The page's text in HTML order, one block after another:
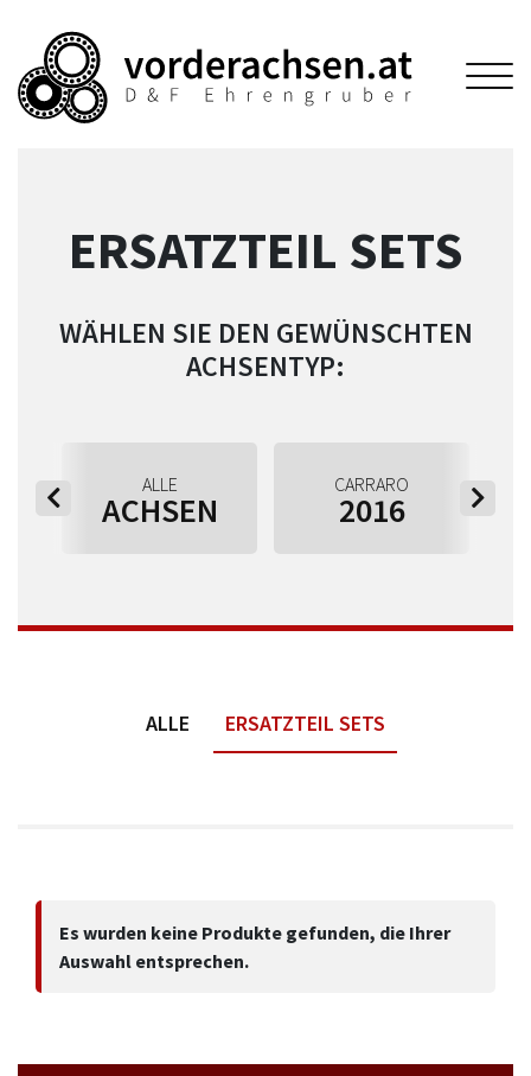
ERSATZTEIL SETS
WÄHLEN SIE DEN GEWÜNSCHTEN
ACHSENTYP:
ALLE
ACHSEN
CARRARO
2016
ALLE ERSATZTEIL SETS
Es wurden keine Produkte gefunden, die Ihrer
Auswahl entsprechen.